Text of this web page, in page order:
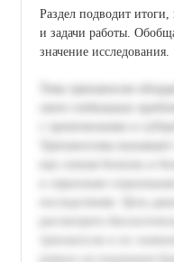
Раздел подводит итоги,
и задачи работы.
значение исследования.